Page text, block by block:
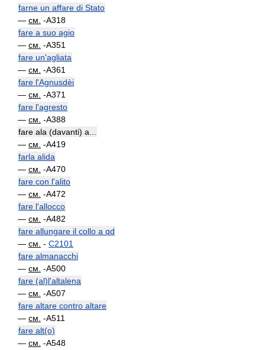
farne un affare di Stato
— см. -A318
fare a suo agio
— см. -A351
fare un'agliata
— см. -A361
fare l'Agnusdèi
— см. -A371
fare l'agresto
— см. -A388
fare ala (davanti) a...
— см. -A419
farla alida
— см. -A470
fare con l'alito
— см. -A472
fare l'allocco
— см. -A482
fare allungare il collo a qd
— см. - C2101
fare almanacchi
— см. -A500
fare (al)l'altalena
— см. -A507
fare altare contro altare
— см. -A511
fare alt(o)
— см. -A548